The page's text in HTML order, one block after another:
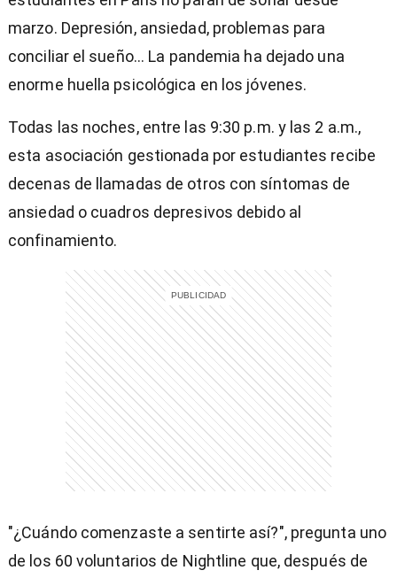
marzo. Depresión, ansiedad, problemas para
conciliar el sueño... La pandemia ha dejado una
enorme huella psicológica en los jóvenes.
Todas las noches, entre las 9:30 p.m. y las 2 a.m.,
esta asociación gestionada por estudiantes recibe
decenas de llamadas de otros con síntomas de
ansiedad o cuadros depresivos debido al
confinamiento.
"¿Cuándo comenzaste a sentirte así?", pregunta uno
de los 60 voluntarios de Nightline que, después de